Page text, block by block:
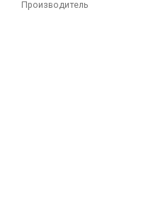
Производитель